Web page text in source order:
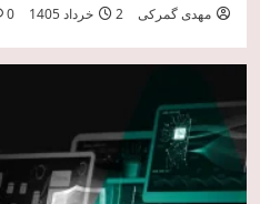
مهدی گمرکی 2 خرداد 1405 0